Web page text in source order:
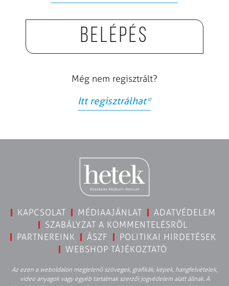
Belépés
Még nem regisztrált?
Itt regisztrálhat*
KAPCSOLAT MÉDIAAJÁNLAT
ADATVÉDELEM
SZABÁLYZAT A KOMMENTELÉSRŐL
PARTNEREINK
ÁSZF
POLITIKAI HIRDETÉSEK
WEBSHOP TÁJÉKOZTATÓ
Az ezen a weboldalon megjelenő szövegek, grafikák, képek, hangfelvételek,
video anyagok vagy egyéb tartalmak szerzői jogvédelem alatt állnak. A